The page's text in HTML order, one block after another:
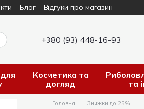
Блог Відгуки про магазин
+380 (93) 448-16-93
Косметика та
догляд
та
Головна Знижки до 25%